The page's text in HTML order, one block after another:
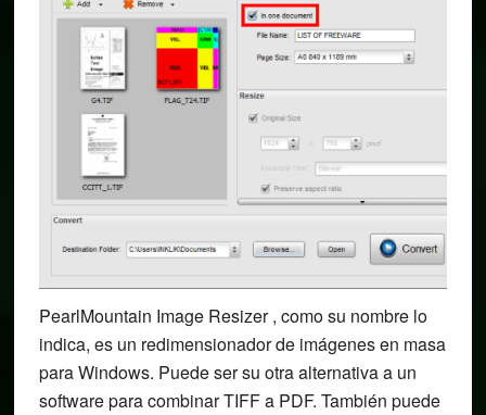
PearlMountain Image Resizer , como su nombre lo
indica, es un redimensionador de imágenes en masa
para Windows. Puede ser su otra alternativa a un
software para combinar TIFF a PDF. También puede